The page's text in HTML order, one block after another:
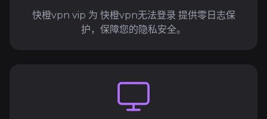
快橙vpn vip 为 快橙vpn无法登录 提供零日志保
护，保障您的隐私安全。